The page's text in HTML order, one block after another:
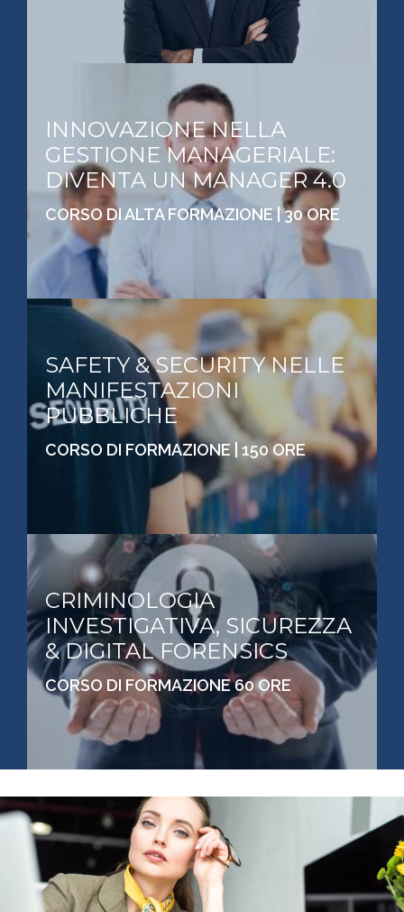
INNOVAZIONE NELLA
GESTIONE MANAGERIALE:
DIVENTA UN MANAGER 4.0
CORSO DI ALTA FORMAZIONE | 30 ORE
SAFETY & SECURITY NELLE
MANIFESTAZIONI
PUBBLICHE
CORSO DI FORMAZIONE | 150 ORE
CRIMINOLOGIA
INVESTIGATIVA, SICUREZZA
& DIGITAL FORENSICS
CORSO DI FORMAZIONE 60 ORE